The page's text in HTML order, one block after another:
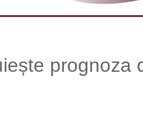
prognoza